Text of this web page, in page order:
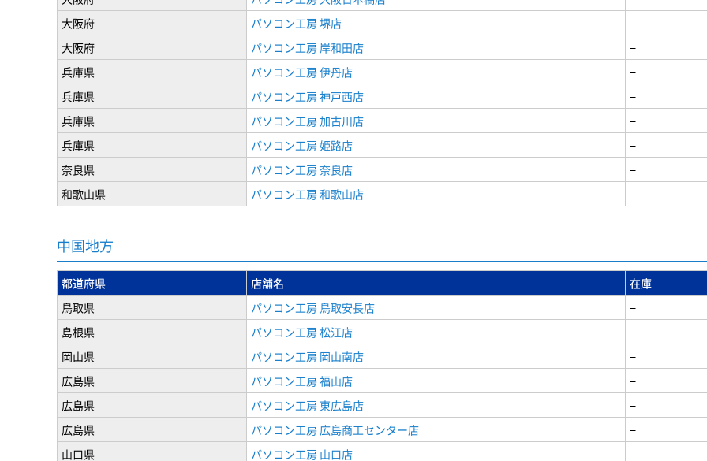
大阪府
パソコン工房 堺店
−
大阪府
パソコン工房 岸和田店
−
兵庫県
パソコン工房 伊丹店
−
兵庫県
パソコン工房 神戸西店
−
兵庫県
パソコン工房 加古川店
−
兵庫県
パソコン工房 姫路店
−
奈良県
パソコン工房 奈良店
−
和歌山県
パソコン工房 和歌山店 −
中国地方
都道府県 店舗名
在庫
鳥取県
パソコン工房 鳥取安長店
−
島根県
パソコン工房 松江店
−
岡山県
パソコン工房 岡山南店
−
広島県
パソコン工房 福山店
−
広島県
パソコン工房 東広島店
−
広島県
パソコン工房 広島商工センター店
−
山口県
パソコン工房 山口店 −